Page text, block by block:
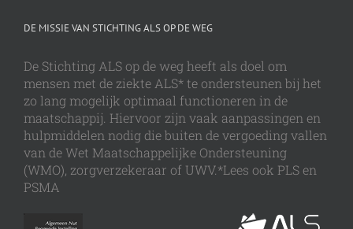
DE MISSIE VAN STICHTING ALS OP DE WEG
De Stichting ALS op de weg heeft als doel om
mensen met de ziekte ALS* te ondersteunen bij het
zo lang mogelijk optimaal functioneren in de
maatschappij. Hiervoor zijn vaak aanpassingen en
hulpmiddelen nodig die buiten de vergoeding vallen
van de Wet Maatschappelijke Ondersteuning
(WMO), zorgverzekeraar of UWV.*Lees ook PLS en
PSMA